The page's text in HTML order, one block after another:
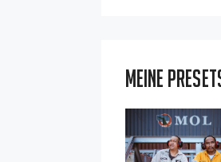
Meine